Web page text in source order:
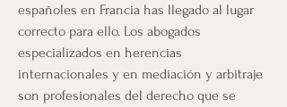
españoles en Francia has llegado al lugar
correcto para ello. Los abogados
especializados en herencias
internacionales y en mediación y arbitraje
son profesionales del derecho que se